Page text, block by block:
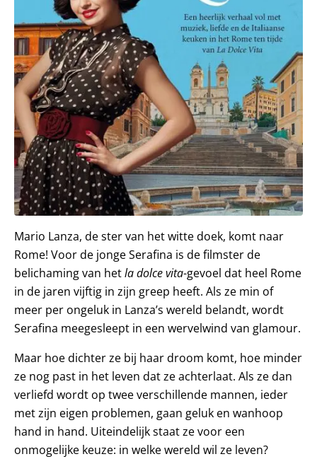
Mario Lanza, de ster van het witte doek, komt naar
Rome! Voor de jonge Serafina is de filmster de
belichaming van hetla dolce vita-gevoel dat heel Rome
in de jaren vijftig in zijn greep heeft. Als ze min of
meer per ongeluk in Lanza’s wereld belandt, wordt
Serafina meegesleept in een wervelwind van glamour.
Maar hoe dichter ze bij haar droom komt, hoe minder
ze nog past in het leven dat ze achterlaat. Als ze dan
verliefd wordt op twee verschillende mannen, ieder
met zijn eigen problemen, gaan geluk en wanhoop
hand in hand. Uiteindelijk staat ze voor een
onmogelijke keuze: in welke wereld wil ze leven?